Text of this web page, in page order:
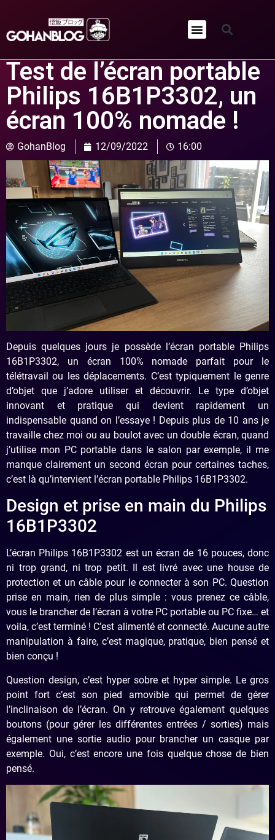
Test de l’écran portable
Philips 16B1P3302, un
écran 100% nomade !
GohanBlog 12/09/2022 16:00
Depuis quelques jours je possède l’écran portable Philips
16B1P3302, un écran 100% nomade parfait pour le
télétravail ou les déplacements. C’est typiquement le genre
d’objet que j’adore utiliser et découvrir. Le type d’objet
innovant et pratique qui devient rapidement un
indispensable quand on l’essaye ! Depuis plus de 10 ans je
travaille chez moi ou au boulot avec un double écran, quand
j’utilise mon PC portable dans le salon par exemple, il me
manque clairement un second écran pour certaines taches,
c’est là qu’intervient l’écran portable Philips 16B1P3302.
Design et prise en main du Philips
16B1P3302
L’écran Philips 16B1P3302 est un écran de 16 pouces, donc
ni trop grand, ni trop petit. Il est livré avec une house de
protection et un câble pour le connecter à son PC. Question
prise en main, rien de plus simple : vous prenez ce câble,
vous le brancher de l’écran à votre PC portable ou PC fixe… et
voila, c’est terminé ! C’est alimenté et connecté. Aucune autre
manipulation à faire, c’est magique, pratique, bien pensé et
bien conçu !
Question design, c’est hyper sobre et hyper simple. Le gros
point fort c’est son pied amovible qui permet de gérer
l’inclinaison de l’écran. On y retrouve également quelques
boutons (pour gérer les différentes entrées / sorties) mais
également une sortie audio pour brancher un casque par
exemple. Oui, c’est encore une fois quelque chose de bien
pensé.